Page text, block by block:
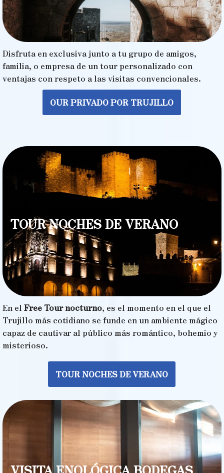
Disfruta en exclusiva junto a tu grupo de amigos,
familia, o empresa de un tour personalizado con
ventajas con respeto a las visitas convencionales.
OUR PRIVADO POR TRUJILLO
TOUR NOCHES DE VERANO
En el Free Tour nocturno, es el momento en el que el
Trujillo más cotidiano se funde en un ambiente mágico
capaz de cautivar al público más romántico, bohemio y
misterioso.
TOUR NOCHES DE VERANO